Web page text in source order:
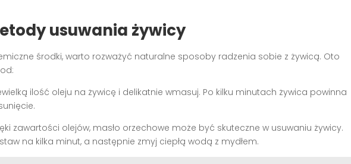
usuwania żywicy
środki, warto rozważyć naturalne sposoby radzenia sobie z żywicą. Oto
ilość oleju na żywicę i delikatnie wmasuj. Po kilku minutach żywica powinna
zawartości olejów, masło orzechowe może być skuteczne w usuwaniu żywicy.
na kilka minut, a następnie zmyj ciepłą wodą z mydłem.